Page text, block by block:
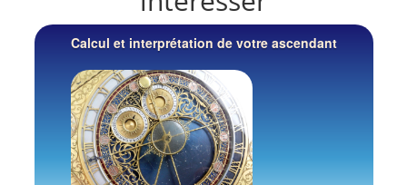
Calcul et interprétation de votre ascendant